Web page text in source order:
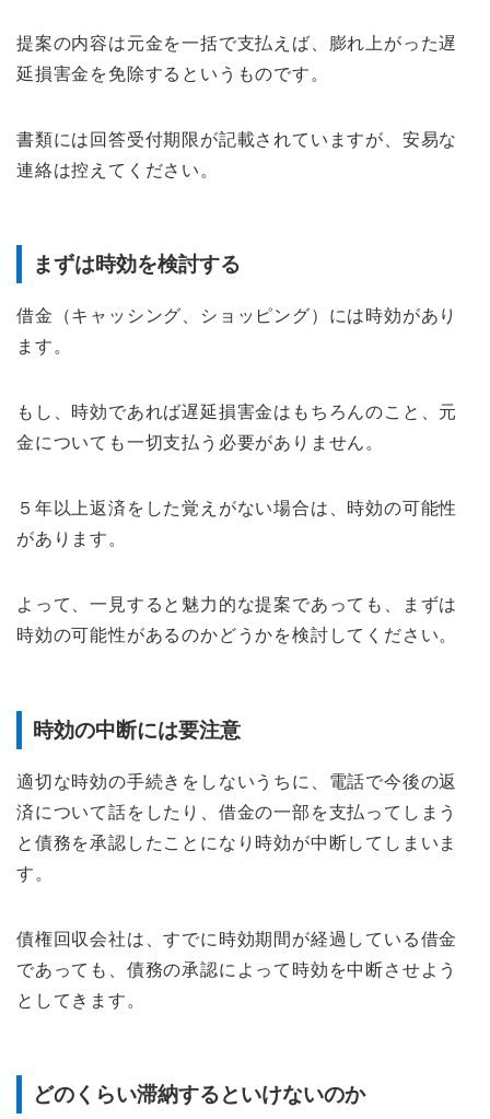
提案の内容は元金を一括で支払えば、膨れ上がった遅
延損害金を免除するというものです。
書類には回答受付期限が記載されていますが、安易な
連絡は控えてください。
まずは時効を検討する
借金（キャッシング、ショッピング）には時効があり
ます。
もし、時効であれば遅延損害金はもちろんのこと、元
金についても一切支払う必要がありません。
５年以上返済をした覚えがない場合は、時効の可能性
があります。
よって、一見すると魅力的な提案であっても、まずは
時効の可能性があるのかどうかを検討してください。
時効の中断には要注意
適切な時効の手続きをしないうちに、電話で今後の返
済について話をしたり、借金の一部を支払ってしまう
と債務を承認したことになり時効が中断してしまいま
す。
債権回収会社は、すでに時効期間が経過している借金
であっても、債務の承認によって時効を中断させよう
としてきます。
どのくらい滞納するといけないのか